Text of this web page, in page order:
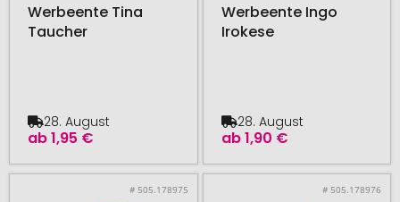
Werbeente Tina
Taucher
ab1,95 €
28. August
Werbeente Ingo
Irokese
ab1,90 €
28. August
# 505.178975 # 505.178976